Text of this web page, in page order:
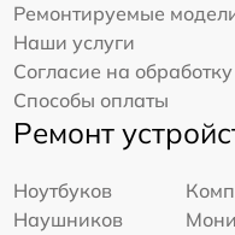
Ремонтируемые
Наши услуги
Согласие на
Способы оплаты
Ремонт
Ноутбуков
Наушников